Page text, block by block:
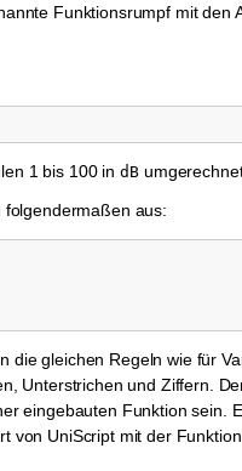
Funktionsrumpf mit
1 bis 100 in dB
folgendermaßen aus:
die gleichen Regeln wie für
Unterstrichen und Ziffern.
eingebauten Funktion sein.
von UniScript mit der Funktion